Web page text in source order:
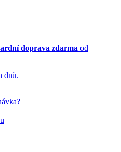
doprava zdarma od
dnů.